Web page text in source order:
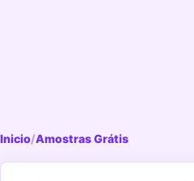
Inicio/Amostras Grátis